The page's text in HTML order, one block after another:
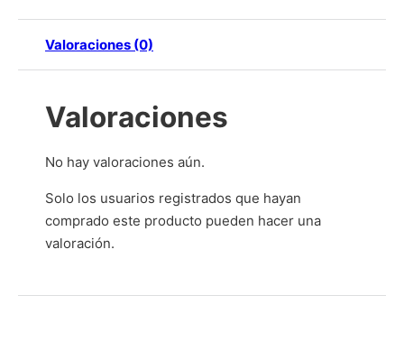
Valoraciones (0)
Valoraciones
No hay valoraciones aún.
Solo los usuarios registrados que hayan
comprado este producto pueden hacer una
valoración.